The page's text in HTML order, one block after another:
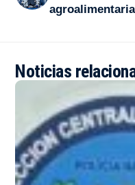
agroalimentaria
Noticias